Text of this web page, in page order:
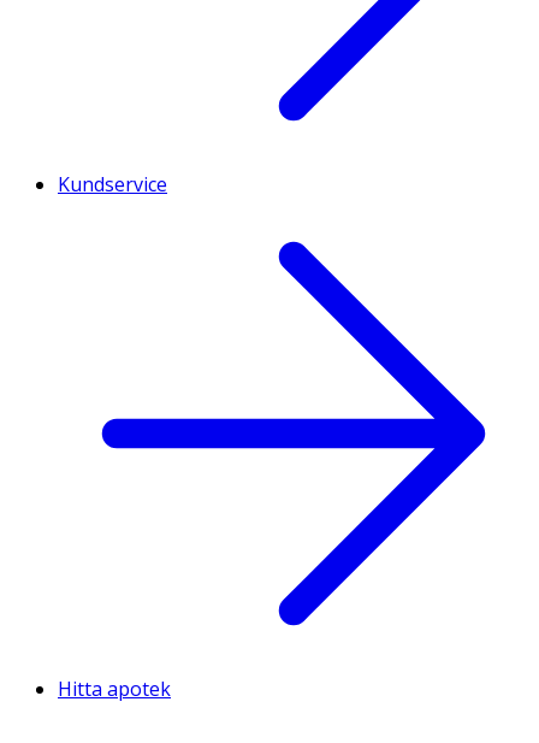
Kundservice
Hitta apotek